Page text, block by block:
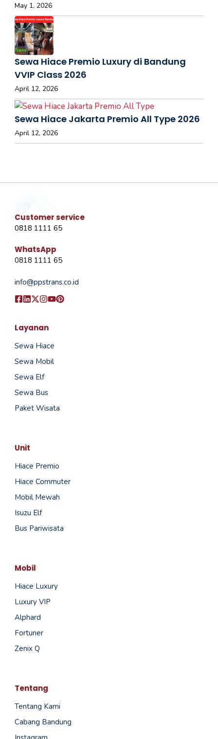
May 1, 2026
Sewa Hiace Premio Luxury di Bandung
VVIP Class 2026
April 12, 2026
Sewa Hiace Jakarta Premio All Type 2026
April 12, 2026
Customer service
0818 1111 65
WhatsApp
0818 1111 65
info@ppstrans.co.id
Layanan
Sewa Hiace
Sewa Mobil
Sewa Elf
Sewa Bus
Paket Wisata
Unit
Hiace Premio
Hiace Commuter
Mobil Mewah
Isuzu Elf
Bus Pariwisata
Mobil
Hiace Luxury
Luxury VIP
Alphard
Fortuner
Zenix Q
Tentang
Tentang Kami
Cabang Bandung